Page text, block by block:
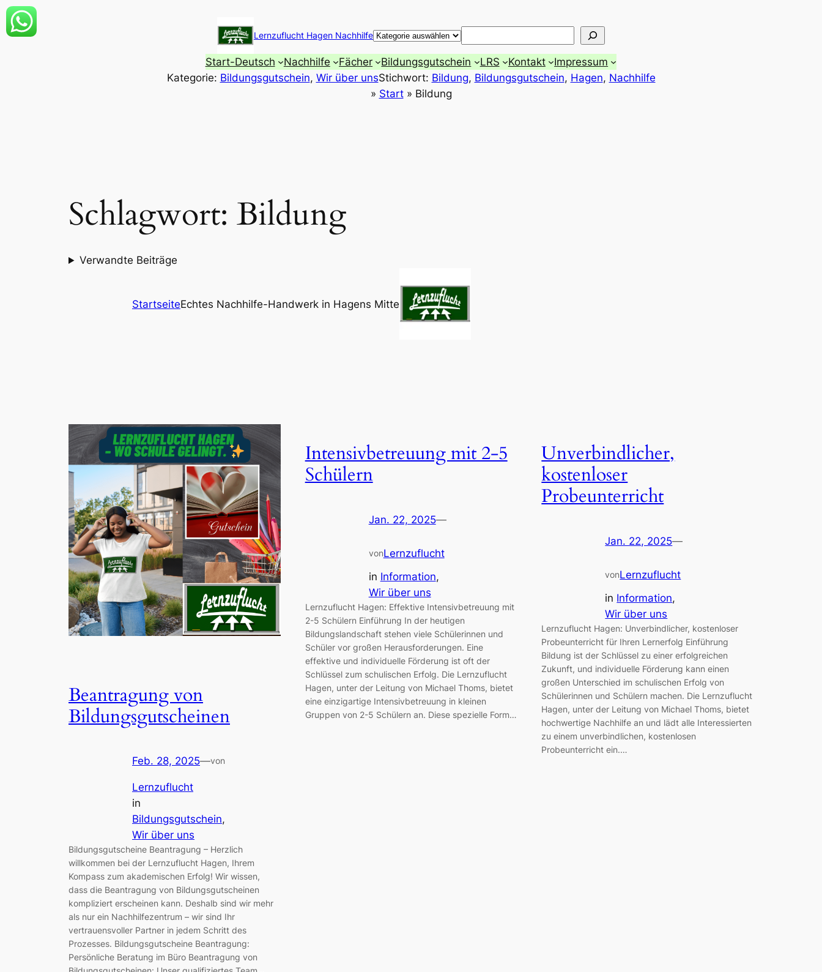
Zum
Inhalt
Lernzuflucht Hagen Nachhilfe Suchen
Start-Deutsch Nachhilfe Fächer Bildungsgutschein LRS Kontakt
Impressum
Kategorie: Bildungsgutschein, Wir über unsStichwort: Bildung, Bildungsgutschein, Hagen, Nachhilfe
» Start» Bildung
Schlagwort: Bildung
Verwandte Beiträge
StartseiteEchtes Nachhilfe-Handwerk in Hagens Mitte
Beantragung von
Bildungsgutscheinen
Feb. 28, 2025—von
Lernzuflucht
in
Bildungsgutschein
Wir über uns
Bildungsgutscheine Beantragung – Herzlich
willkommen bei der Lernzuflucht Hagen, Ihrem
Kompass zum akademischen Erfolg! Wir wissen,
dass die Beantragung von Bildungsgutscheinen
kompliziert erscheinen kann. Deshalb sind wir mehr
als nur ein Nachhilfezentrum – wir sind Ihr
vertrauensvoller Partner in jedem Schritt des
Prozesses. Bildungsgutscheine Beantragung:
Persönliche Beratung im Büro Beantragung von
Intensivbetreuung mit 2-5
Schülern
Jan. 22, 2025—
vonLernzuflucht
in Information
Wir über uns
Lernzuflucht Hagen: Effektive Intensivbetreuung mit
2-5 Schülern Einführung In der heutigen
Bildungslandschaft stehen viele Schülerinnen und
Schüler vor großen Herausforderungen. Eine
effektive und individuelle Förderung ist oft der
Schlüssel zum schulischen Erfolg. Die Lernzuflucht
Hagen, unter der Leitung von Michael Thoms, bietet
eine einzigartige Intensivbetreuung in kleinen
Gruppen von 2-5 Schülern an. Diese spezielle Form…
Unverbindlicher,
kostenloser
Probeunterricht
Jan. 22, 2025—
vonLernzuflucht
in Information
Wir über uns
Lernzuflucht Hagen: Unverbindlicher, kostenloser
Probeunterricht für Ihren Lernerfolg Einführung
Bildung ist der Schlüssel zu einer erfolgreichen
Zukunft, und individuelle Förderung kann einen
großen Unterschied im schulischen Erfolg von
Schülerinnen und Schülern machen. Die Lernzuflucht
Hagen, unter der Leitung von Michael Thoms, bietet
hochwertige Nachhilfe an und lädt alle Interessierten
zu einem unverbindlichen, kostenlosen
Probeunterricht ein.…